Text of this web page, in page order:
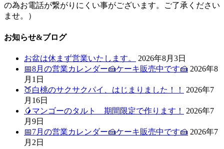
の為お電話が繋がりにくい事がございます。ご了承ください
ませ。）
お知らせ&ブログ
お盆は休まず営業いたします。
2026年8月3日
📅8月の営業カレンダー🍰ケーキ販売中です🍰 2026年8
月1日
🍑白桃のサクサクパイ、はじまりました！！
2026年7
月16日
🥭マンゴーのタルト 期間限定で作ります！
2026年7
月9日
📅7月の営業カレンダー🍰ケーキ販売中です🍰 2026年7
月2日